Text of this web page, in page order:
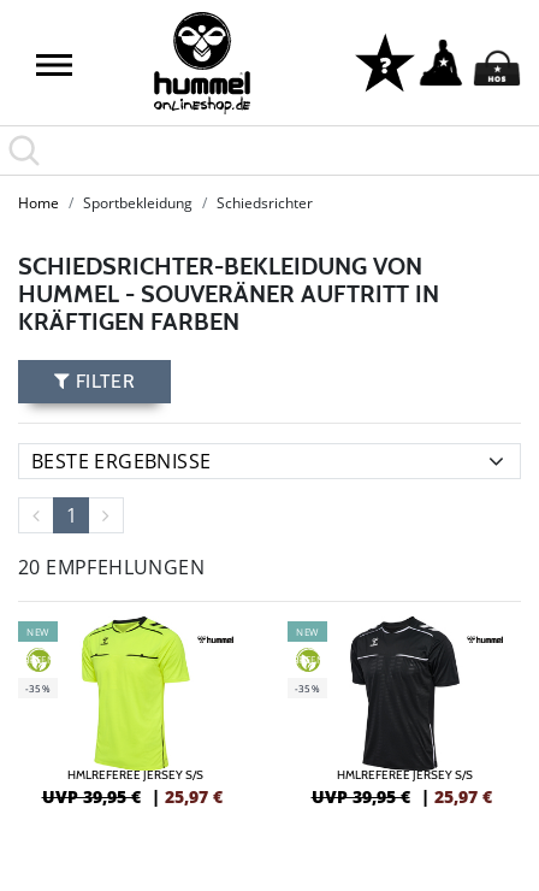
Home Sportbekleidung Schiedsrichter
SCHIEDSRICHTER-BEKLEIDUNG VON
HUMMEL - SOUVERÄNER AUFTRITT IN
KRÄFTIGEN FARBEN
FILTER
1
20 EMPFEHLUNGEN
NEW
GREEN
-35%
HMLREFEREE JERSEY S/S
UVP 39,95 € | 25,97 €
NEW
GREEN
-35%
HMLREFEREE JERSEY S/S
UVP 39,95 € | 25,97 €